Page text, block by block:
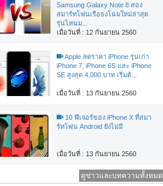
Samsung Galaxy Note 8 สอง
สมาร์ทโฟนเรือธงโฉมใหม่ล่าสุด
รุ่นไหนม...
เมื่อวันที่ : 12 กันยายน 2560
Apple ลดราคา iPhone รุ่นเก่า
iPhone 7, iPhone 6S และ iPhone
SE สูงสุด 4,000 บาท เริ่มต้...
เมื่อวันที่ : 13 กันยายน 2560
10 ฟีเจอร์ของ iPhone X ที่สมา
ร์ทโฟน Android ยังไม่มี
เมื่อวันที่ : 13 กันยายน 2560
ดูข่าวและบทความทั้งหมด